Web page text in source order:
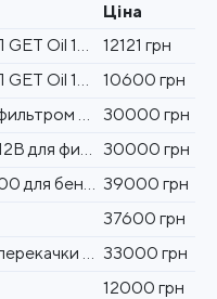
Ціна
Міні АЗС для перекачування ДП GET Oil 12 В 50 л/хв з фільтром
12121 грн
Міні АЗС для перекачування ДП GET Oil 12 В 50 л/хв
10600 грн
Мини АЗС для ДТ 12V 70 л/м с фильтром Piusi
30000 грн
Мини АЗС Petroll IBO Filter 70 12В для фильтрации дизельного топлива
30000 грн
Мини АЗС Petrol Professional 100 для бензина с счетчиком OGM 39000 грн
37600 грн
Мини АЗС Petrol EX 12-80 для перекачки бензина 33000 грн
12000 грн